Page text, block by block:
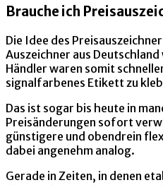
Brauche ich
Die Idee des
Auszeichner aus
Händler waren somit
signalfarbenes Etikett zu
Das ist sogar bis heute in
Preisänderungen sofort
günstigere und obendrein
dabei angenehm analog.
Gerade in Zeiten, in denen